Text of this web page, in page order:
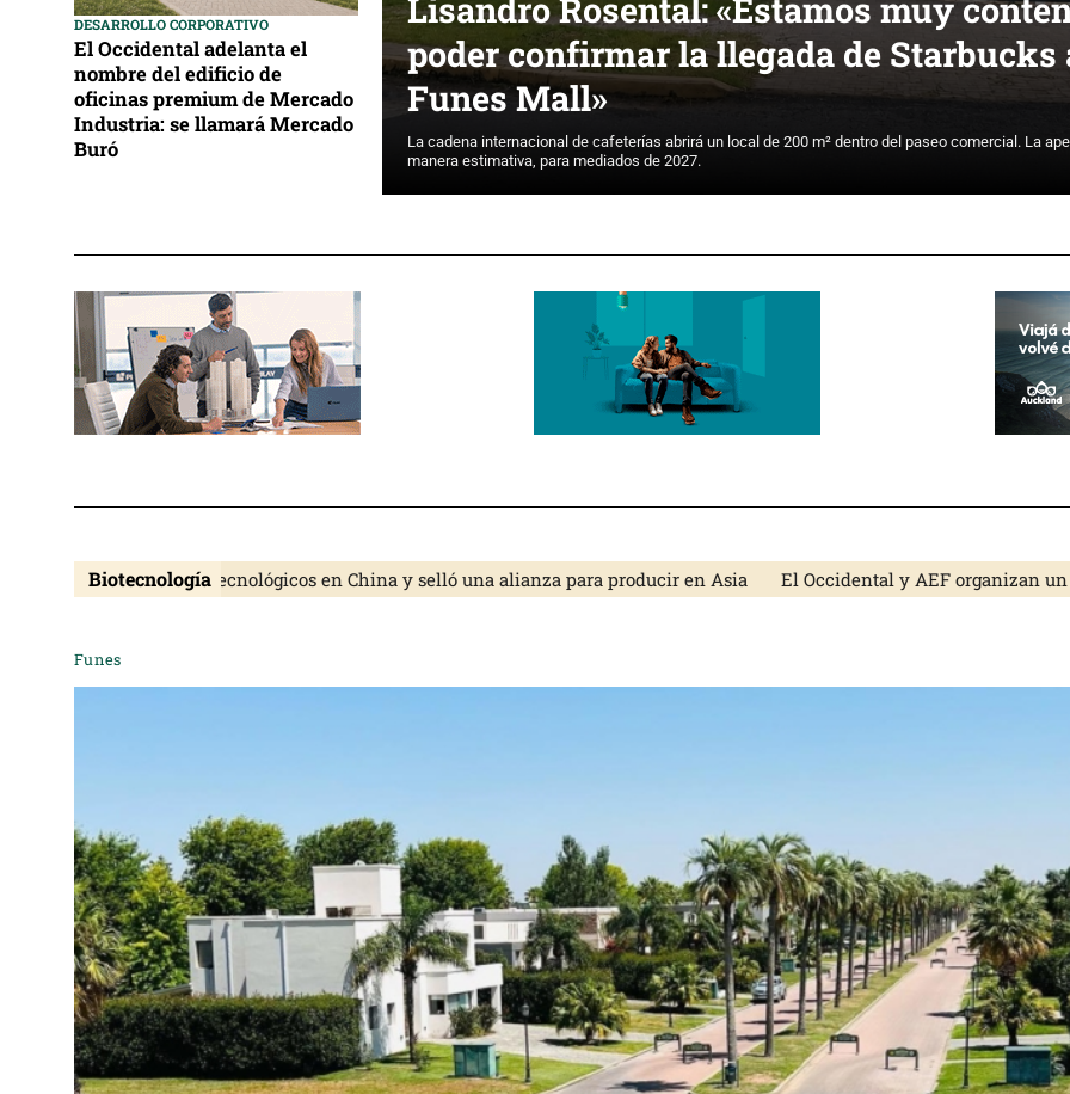
DESARROLLO CORPORATIVO
El Occidental adelanta el
nombre del edificio de
oficinas premium de Mercado
Industria: se llamará Mercado
Buró
Lisandro Rosental: «Estamos muy
poder confirmar la llegada de Starbucks
Funes Mall»
La cadena internacional de cafeterías abrirá un local de 200 m² dentro del paseo comercial. La
manera estimativa, para mediados de 2027.
Biotecnología
desarrollos biotecnológicos en China y selló una alianza para producir en Asia El Occidental y AEF organizan un
Funes